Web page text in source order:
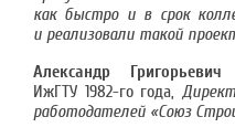
как быстро и в срок
и реализовали такой
Александр
ИжГТУ 1982-го года,
работодателей «Союз